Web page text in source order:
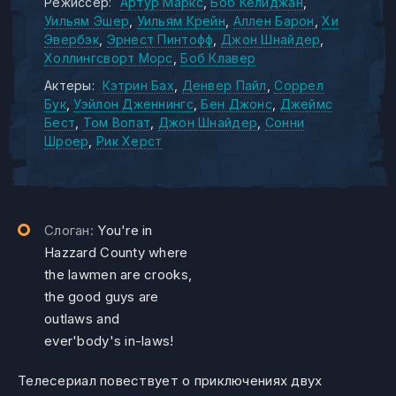
Уильям Эшер
Уильям Крейн Аллен Барон
Хи
Эвербэк Эрнест Пинтофф
Джон Шнайдер
Холлингсворт Морс
Боб Клавер
Актеры:
Кэтрин Бах Денвер Пайл
Соррел
Бук Уэйлон Дженнингс Бен Джонс
Джеймс
Бест
Том Вопат Джон Шнайдер Сонни
Шроер Рик Херст
Слоган: You're in
Hazzard County where
the lawmen are crooks,
the good guys are
outlaws and
ever'body's in-laws!
Телесериал повествует о приключениях двух